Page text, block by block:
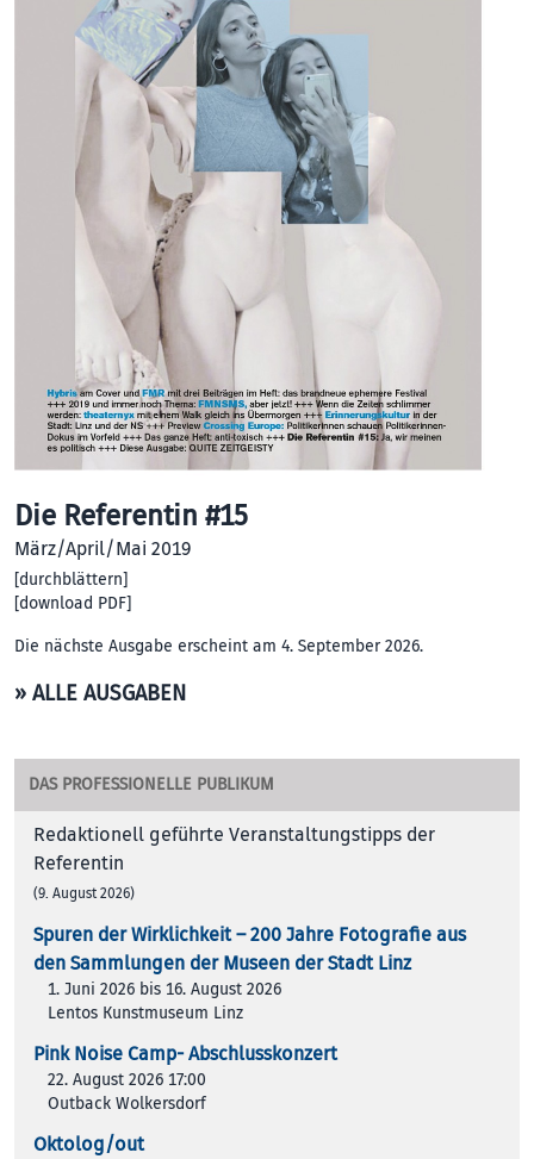
Die Referentin #15
März/April/Mai 2019
[durchblättern]
[download PDF]
Die nächste Ausgabe erscheint am 4. September 2026.
» ALLE AUSGABEN
DAS PROFESSIONELLE PUBLIKUM
Redaktionell geführte Veranstaltungstipps der
Referentin
(9. August 2026)
Spuren der Wirklichkeit – 200 Jah­re Foto­gra­fie aus
den Samm­lun­gen der Muse­en der Stadt Linz
1. Juni 2026 bis 16. August 2026
Lentos Kunstmuseum Linz
Pink Noise Camp- Abschlusskonzert
22. August 2026 17:00
Outback Wolkersdorf
Oktolog/out